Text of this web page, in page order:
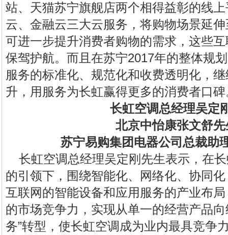
站、天猫苏宁旗舰店两个相得益彰的线
云、金融云三大云服务，将购物场景延
可进一步提升消费者购物的需求，这些
保驾护航。而且在苏宁2017年的整体规
服务的标准化、规范化和收费透明化，
升，用服务为长虹赢得更多的消费者口
长虹空调总经理吴定
北京中怡康张文舒
苏宁易购集团电器公司总裁助
长虹空调总经理吴定刚先生表示，在
的引领下，围绕智能化、网络化、协同
互联网的智能设备和应用服务的产业布
的市场竞争力，实现从单一的经营产品
务”转型，使长虹空调成为业内最具竞争